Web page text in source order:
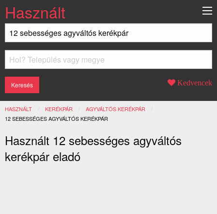
Használt
Kedvencek
HASZNÁLT KERÉKPÁR
AGYVÁLTÓS KERÉKPÁR
JELENLEGI:
12 SEBESSÉGES AGYVÁLTÓS KERÉKPÁR
Használt 12 sebességes agyváltós
kerékpár eladó